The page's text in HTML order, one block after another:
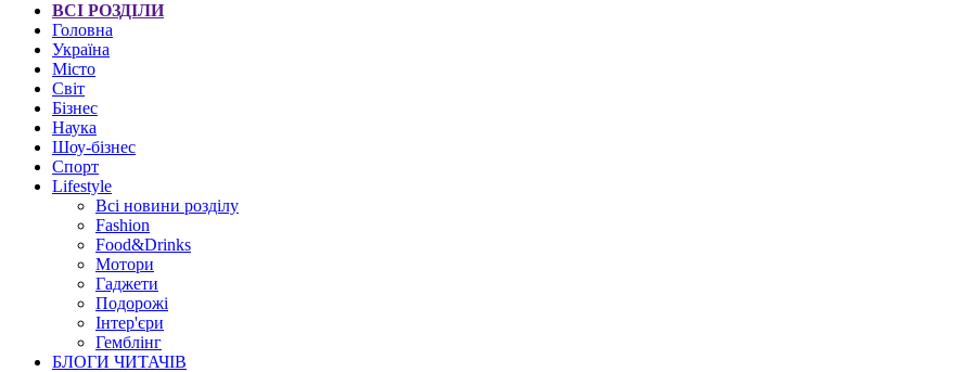
ВСІ РОЗДІЛИ
Головна
Україна
Місто
Світ
Бізнес
Наука
Шоу-бізнес
Спорт
Lifestyle
Всі новини розділу
Fashion
Food&Drinks
Мотори
Гаджети
Подорожі
Інтер'єри
Гемблінг
БЛОГИ ЧИТАЧІВ